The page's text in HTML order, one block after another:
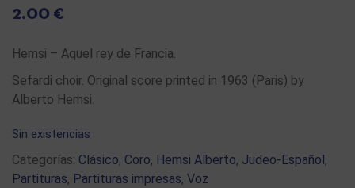
2.00 €
Hemsi – Aquel rey de Francia.
Sefardi choir. Original score printed in 1963 (Paris) by
Alberto Hemsi.
Sin existencias
Categorías: Clásico, Coro, Hemsi Alberto, Judeo-Español ,
Partituras, Partituras impresas, Voz